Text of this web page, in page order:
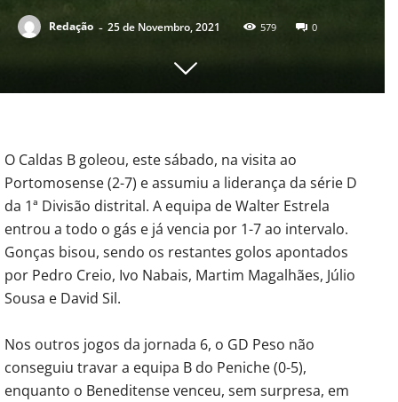
Redação - 25 de Novembro, 2021 579 0
O Caldas B goleou, este sábado, na visita ao
Portomosense (2-7) e assumiu a liderança da série D
da 1ª Divisão distrital. A equipa de Walter Estrela
entrou a todo o gás e já vencia por 1-7 ao intervalo.
Gonças bisou, sendo os restantes golos apontados
por Pedro Creio, Ivo Nabais, Martim Magalhães, Júlio
Sousa e David Sil.
Nos outros jogos da jornada 6, o GD Peso não
conseguiu travar a equipa B do Peniche (0-5),
enquanto o Beneditense venceu, sem surpresa, em